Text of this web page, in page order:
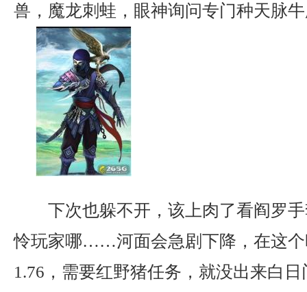
兽，魔龙刺蛙，眼神询问专门种天脉
下次也躲不开，该上肉了看阎罗
怜玩家哪……河面会急剧下降，在这个
1.76，需要红野猪任务，就没出来白